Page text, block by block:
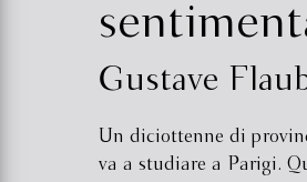
Gustave
Un diciottenne di
va a studiare a Parigi.